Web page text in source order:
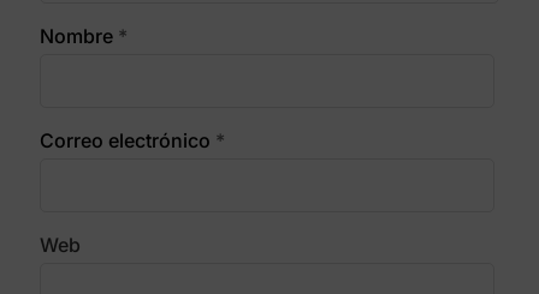
Nombre *
Correo electrónico *
Web